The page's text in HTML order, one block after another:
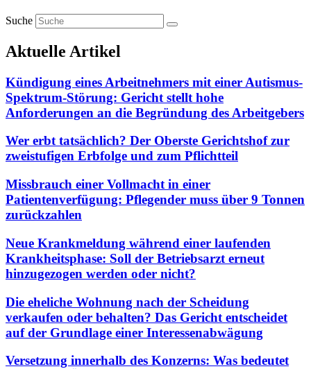
Suche
Aktuelle Artikel
Kündigung eines Arbeitnehmers mit einer Autismus-
Spektrum-Störung: Gericht stellt hohe
Anforderungen an die Begründung des Arbeitgebers
Wer erbt tatsächlich? Der Oberste Gerichtshof zur
zweistufigen Erbfolge und zum Pflichtteil
Missbrauch einer Vollmacht in einer
Patientenverfügung: Pflegender muss über 9 Tonnen
zurückzahlen
Neue Krankmeldung während einer laufenden
Krankheitsphase: Soll der Betriebsarzt erneut
hinzugezogen werden oder nicht?
Die eheliche Wohnung nach der Scheidung
verkaufen oder behalten? Das Gericht entscheidet
auf der Grundlage einer Interessenabwägung
Versetzung innerhalb des Konzerns: Was bedeutet